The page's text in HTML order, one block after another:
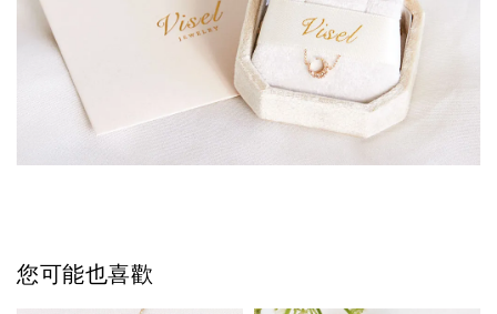
您可能也喜歡